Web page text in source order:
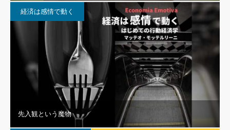
経済は感情で動く
先入観という魔物